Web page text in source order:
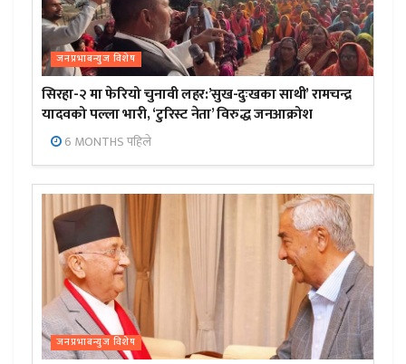
जनप्रभाबन्युज विशेष
सिरहा-२ मा फेरियो चुनावी लहर:’सुख-दुःखका साथी’ रामचन्द्र
यादवको पल्ला भारी, ‘टुरिस्ट नेता’ विरुद्ध जनआक्रोश
6 MONTHS पहिले
जनप्रभाबन्युज विशेष